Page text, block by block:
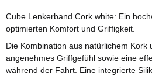
Cube Lenkerband Cork white: Ein
optimierten Komfort und Griffigkeit.
Die Kombination aus natürlichem Kork
angenehmes Griffgefühl sowie eine
während der Fahrt. Eine integrierte